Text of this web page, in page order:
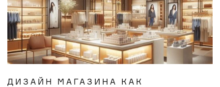
ДИЗАЙН МАГАЗИНА КАК